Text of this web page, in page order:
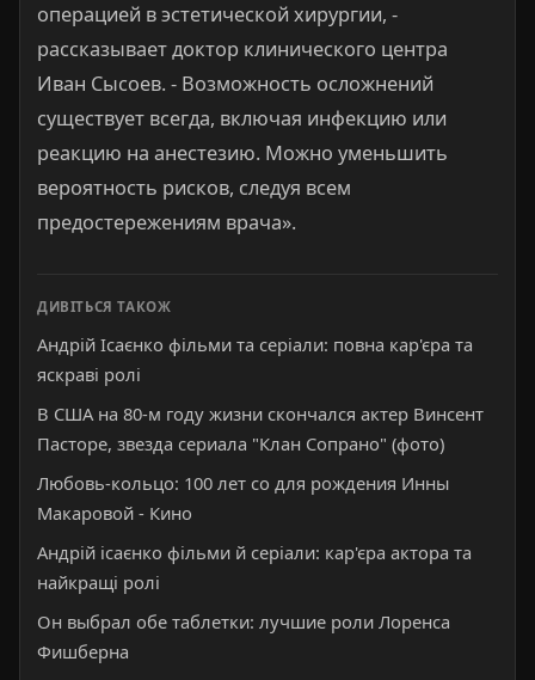
операцией в эстетической хирургии, -
рассказывает доктор клинического центра
Иван Сысоев. - Возможность осложнений
существует всегда, включая инфекцию или
реакцию на анестезию. Можно уменьшить
вероятность рисков, следуя всем
предостережениям врача».
ДИВІТЬСЯ ТАКОЖ
Андрій Ісаєнко фільми та серіали: повна кар'єра та
яскраві ролі
В США на 80-м году жизни скончался актер Винсент
Пасторе, звезда сериала "Клан Сопрано" (фото)
Любовь-кольцо: 100 лет со для рождения Инны
Макаровой - Кино
Андрій ісаєнко фільми й серіали: кар'єра актора та
найкращі ролі
Он выбрал обе таблетки: лучшие роли Лоренса
Фишберна